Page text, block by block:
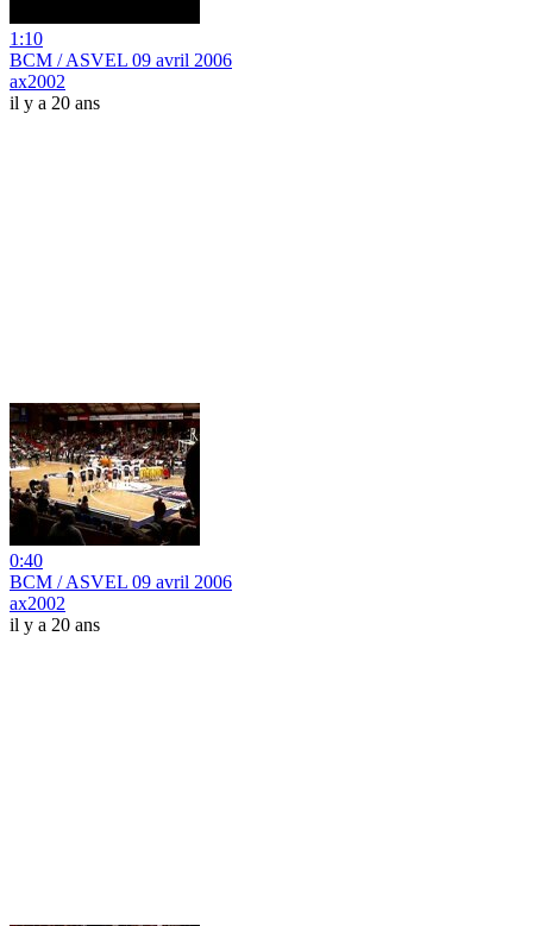
1:10
BCM / ASVEL 09 avril 2006
ax2002
il y a 20 ans
0:40
BCM / ASVEL 09 avril 2006
ax2002
il y a 20 ans